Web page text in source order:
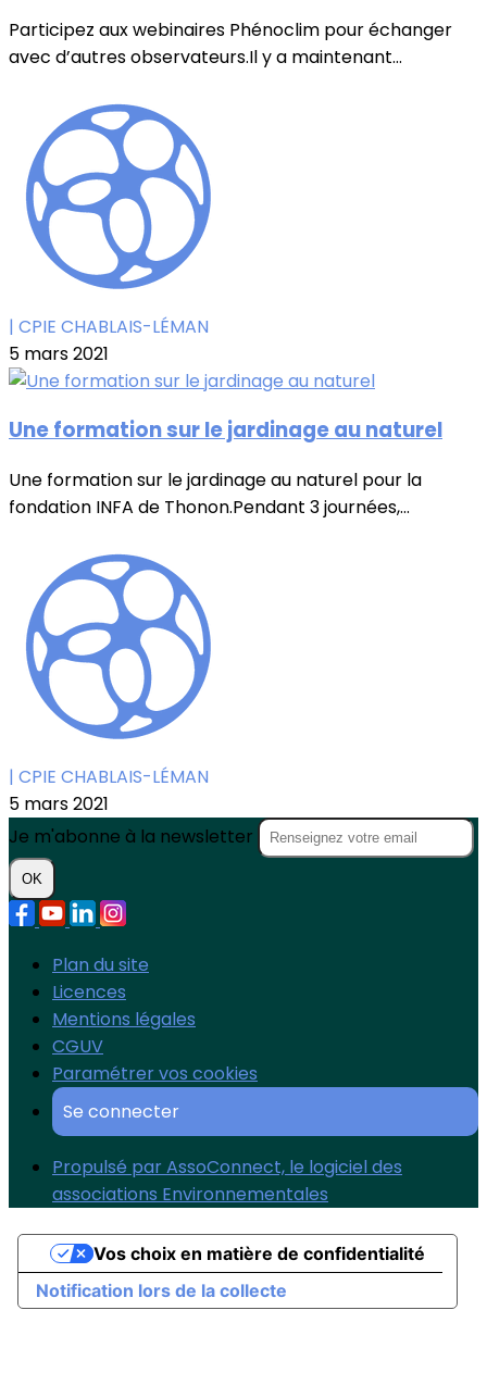
Participez aux webinaires Phénoclim pour échanger
avec d’autres observateurs.Il y a maintenant...
| CPIE CHABLAIS-LÉMAN
5 mars 2021
Une formation sur le jardinage au naturel
Une formation sur le jardinage au naturel pour la
fondation INFA de Thonon.Pendant 3 journées,...
| CPIE CHABLAIS-LÉMAN
5 mars 2021
Je m'abonne à la newsletter
OK
Plan du site
Licences
Mentions légales
CGUV
Paramétrer vos cookies
Se connecter
Propulsé par AssoConnect, le logiciel des
associations Environnementales
Notification lors de la collecte
Vos choix en matière de confidentialité